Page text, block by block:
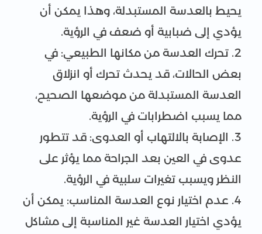
يحيط بالعدسة المستبدلة، وهذا يمكن أن
يؤدي إلى ضبابية أو ضعف في الرؤية.
تحرك العدسة من مكانها الطبيعي: في
بعض الحالات، قد يحدث تحرك أو انزلاق
العدسة المستبدلة من موضعها الصحيح،
مما يسبب اضطرابات في الرؤية.
الإصابة بالالتهاب أو العدوى: قد تتطور
عدوى في العين بعد الجراحة مما يؤثر على
النظر ويسبب تغيرات سلبية في الرؤية.
عدم اختيار نوع العدسة المناسب: يمكن أن
يؤدي اختيار العدسة غير المناسبة إلى مشاكل